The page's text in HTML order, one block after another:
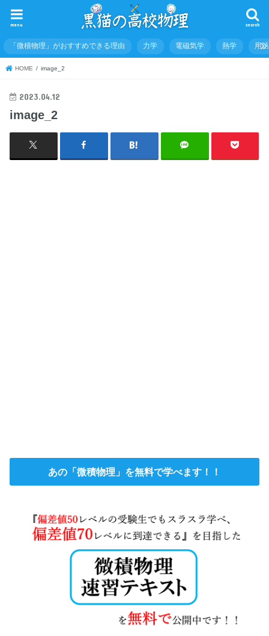
search
menu
「微積物理」がおすすめできる理由 力学 電磁気学 熱学 用
HOME image_2
2023.04.12
image_2
あの「微積物理」を無料で学べます！！